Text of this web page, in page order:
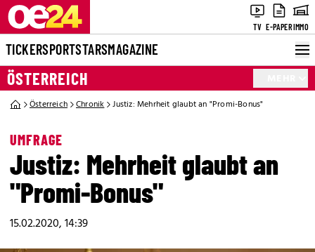
TV E-PAPERIMMO
TICKERSPORTSTARSMAGAZINE
ÖSTERREICH
Österreich Chronik Justiz: Mehrheit glaubt an "Promi-Bonus"
UMFRAGE
Justiz: Mehrheit glaubt an
"Promi-Bonus"
15.02.2020, 14:39